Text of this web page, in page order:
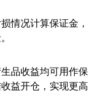
情况计算保证金，
生品收益均可用作保
益开仓，实现更高